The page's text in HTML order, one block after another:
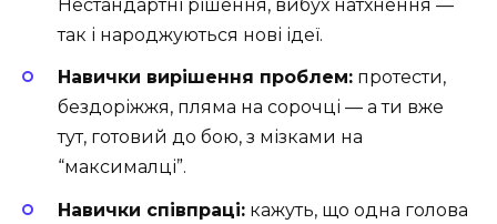
Нестандартні рішення, вибух натхнення —
так і народжуються нові ідеї.
Навички вирішення проблем: протести,
бездоріжжя, пляма на сорочці — а ти вже
тут, готовий до бою, з мізками на
“максималці”.
Навички співпраці: кажуть, що одна голова